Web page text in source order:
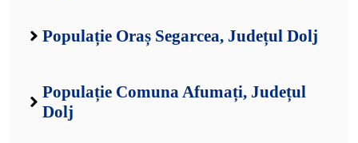
Populație Oraș Segarcea, Județul Dolj
Populație Comuna Afumați, Județul
Dolj